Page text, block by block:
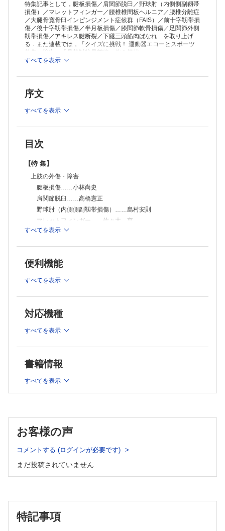
アキレス腱断裂……永元英明 他
下腿三頭筋肉ばなれ……笹原 潤
【連 載】
クイズに挑戦！ 運動器エコーとスポーツ外傷・障害 第5回
「これってただの突き指ですよね？」……小野健太郎 他
暑熱対策最前線 第5回
熱中症予防としての身体冷却……長谷川 博
第三部 エビデンスをつくる・伝える
データの解釈と図表の作成……松下雄彦
【臨スポOPINION】
点から……清水花菜 他
特集記事として，腱板損傷／肩関節脱臼／野球肘（内側側副靱帯
損傷）／マレットフィンガー／腰椎椎間板ヘルニア／腰椎分離症
／大腿骨寛骨臼インピンジメント症候群（FAIS）／前十字靱帯損
傷／後十字靱帯損傷／半月板損傷／膝関節軟骨損傷／足関節外側
靱帯損傷／アキレス腱断裂／下腿三頭筋肉ばなれ を取り上げ
る．また連載では，「クイズに挑戦！ 運動器エコーとスポーツ
外傷・障害」「暑熱対策最前線」他を掲載．
≫ 「臨床スポーツ医学」最新号・バックナンバーはこちら
※本製品はPCでの閲覧も可能です。
「購入済ライセンス一覧」よりオンライン環境でPDF版をご覧い
すべてを表示
序文
すべてを表示
目次
【特 集】
上肢の外傷・障害
腱板損傷……小林尚史
肩関節脱臼……高橋憲正
野球肘（内側側副靱帯損傷）……島村安則
マレットフィンガー……佐々木 亨
脊椎の外傷・障害
下肢の外傷・障害
大腿骨寛骨臼インピンジメント症候群（FAIS）……村田洋
一 他
前十字靱帯損傷……前 達雄
後十字靱帯損傷……宮武 慎 他
半月板損傷……大関信武 他
膝関節軟骨損傷……赤木龍一郎
下腿三頭筋肉ばなれ……笹原 潤
実践！エビデンスに基づくスポーツ医・科学 第17回
データの解釈と図表の作成……松下雄彦
【臨スポOPINION】
新体操選手のパフォーマンスと健康を支える－女性アスリー
【臨スポニュース】
すべてを表示
便利機能
すべてを表示
対応機種
すべてを表示
書籍情報
すべてを表示
お客様の声
コメントする (ログインが必要です)
まだ投稿されていません
特記事項